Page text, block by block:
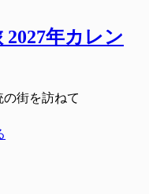
2027年カレン
街を訪ねて